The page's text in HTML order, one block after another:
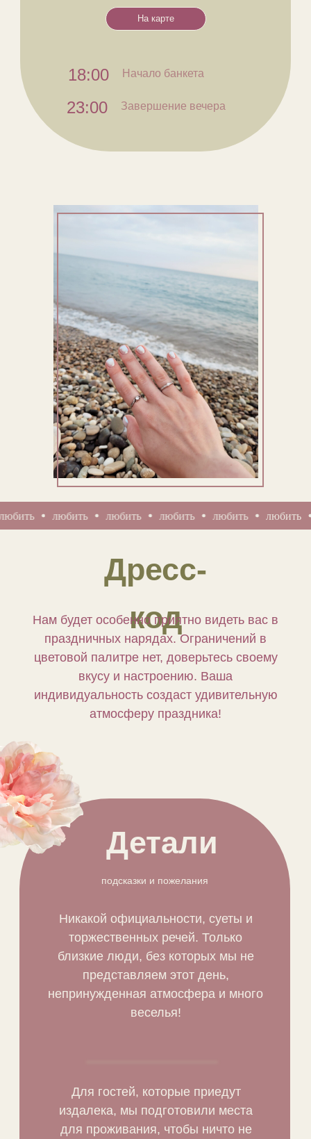
Начало банкета
18:00
Завершение вечера
23:00
На карте
любить любить любить любить любить
Дресс-
код
Детали
Для гостей, которые приедут
издалека, мы подготовили места
для проживания, чтобы ничто не
Никакой официальности, суеты и
торжественных речей. Только
близкие люди, без которых мы не
представляем этот день,
непринужденная атмосфера и много
веселья!
Нам будет особенно приятно видеть вас в
праздничных нарядах. Ограничений в
цветовой палитре нет, доверьтесь своему
вкусу и настроению. Ваша
индивидуальность создаст удивительную
атмосферу праздника!
подсказки и пожелания